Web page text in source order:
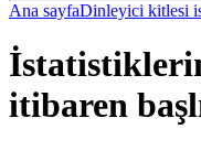
Ana sayfaDinleyici kitlesi
itibaren